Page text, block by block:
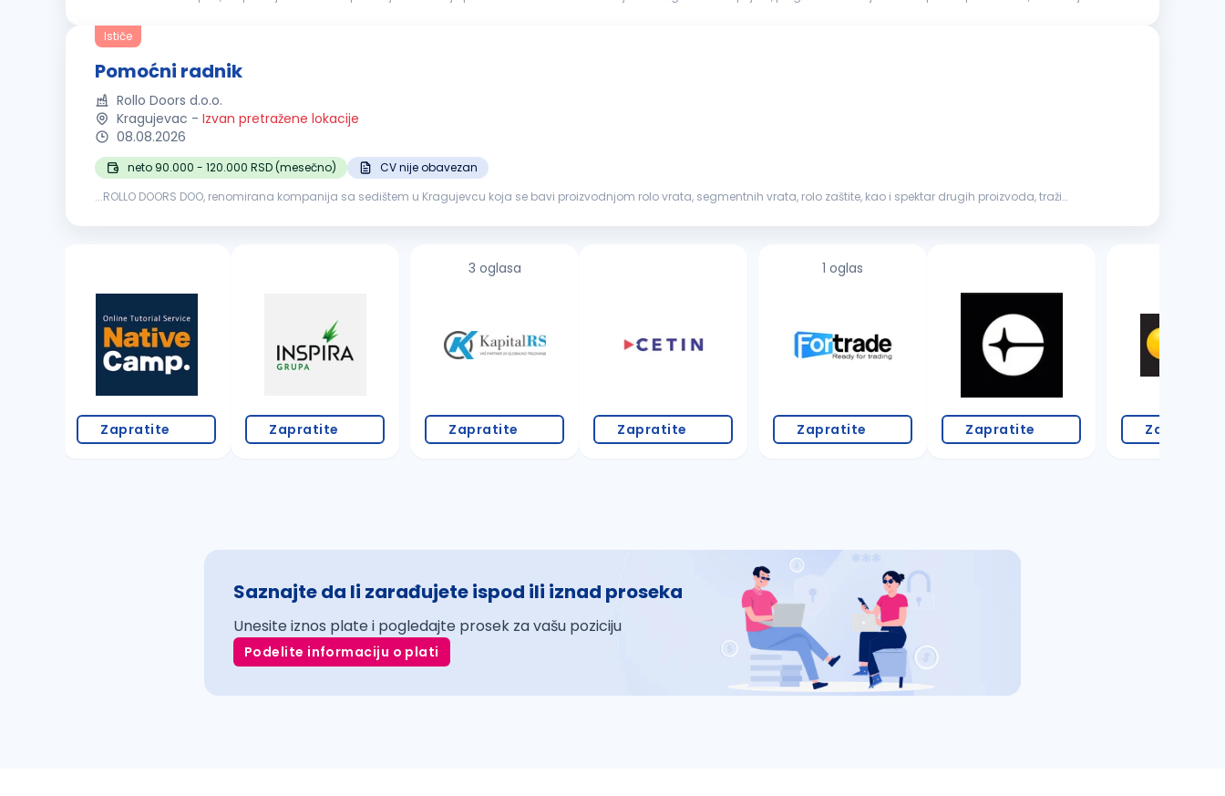
Ističe
Pomoćni radnik
Rollo Doors d.o.o.
Kragujevac - Izvan pretražene lokacije
08.08.2026
neto 90.000 - 120.000 RSD (mesečno)
CV nije obavezan
...ROLLO DOORS DOO, renomirana kompanija sa sedištem u Kragujevcu koja se bavi proizvodnjom rolo vrata, segmentnih vrata, rolo zaštite, kao i spektar drugih proizvoda, traži
Zapratite Zapratite
3 oglasa
Zapratite Zapratite
1 oglas
Zapratite Zapratite Zapratite
Saznajte da li zarađujete ispod ili iznad proseka
Unesite iznos plate i pogledajte prosek za vašu poziciju
Podelite informaciju o plati